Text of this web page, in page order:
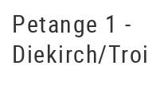
Petange 1 -
Diekirch/